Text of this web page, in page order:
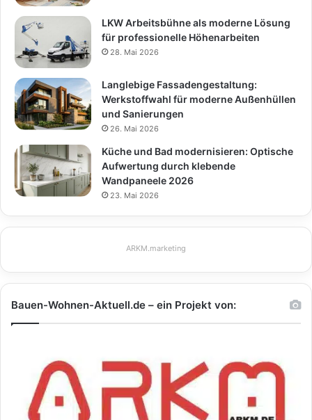
LKW Arbeitsbühne als moderne Lösung
für professionelle Höhenarbeiten
28. Mai 2026
Langlebige Fassadengestaltung:
Werkstoffwahl für moderne Außenhüllen
und Sanierungen
26. Mai 2026
Küche und Bad modernisieren: Optische
Aufwertung durch klebende
Wandpaneele 2026
23. Mai 2026
ARKM.marketing
Bauen-Wohnen-Aktuell.de – ein Projekt von: